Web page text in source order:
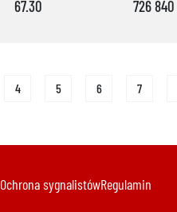
67.30 726 840
4 5 6 7
Ochrona sygnalistówRegulamin